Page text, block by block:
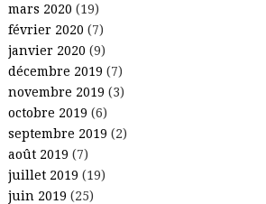
mars 2020 (19)
février 2020 (7)
janvier 2020 (9)
décembre 2019 (7)
novembre 2019 (3)
octobre 2019 (6)
septembre 2019 (2)
août 2019 (7)
juillet 2019 (19)
juin 2019 (25)